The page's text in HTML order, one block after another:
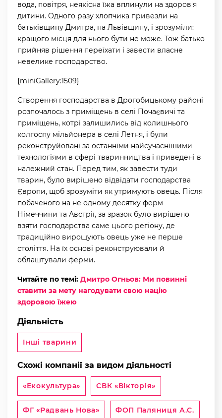
вода, повітря, неякісна їжа вплинули на здоров'я
дитини. Одного разу хлопчика привезли на
батьківщину Дмитра, на Львівщину, і зрозуміли:
кращого місця для нього бути не може. Тож батько
прийняв рішення переїхати і завести власне
невелике господарство.
{miniGallery:1509}
Створення господарства в Дрогобицькому районі
розпочалось з приміщень в селі Почаєвичі та
приміщень, котрі залишились від колишнього
колгоспу мільйонера в селі Летня, і були
реконструйовані за останніми найсучаснішими
технологіями в сфері тваринництва і приведені в
належний стан. Перед тим, як завести туди
тварин, було вирішено відвідати господарства
Європи, щоб зрозуміти як утримують овець. Після
побаченого на не одному десятку ферм
Німеччини та Австрії, за зразок було вирішено
взяти господарства саме цього регіону, де
традиційно вирощують овець уже не перше
століття. На їх основі реконструювали й
облаштували ферми.
Читайте по темі: Дмитро Огньов: Ми повинні
ставити за мету нагодувати свою націю
здоровою їжею
Діяльність
Інші тварини
Схожі компанії за видом діяльності
«Екокультура» СВК «Вікторія»
ФГ «Радвань Нова» ФОП Паляниця А.С.